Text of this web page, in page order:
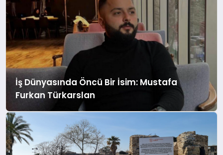
İş Dünyasında Öncü Bir İsim: Mustafa
Furkan Türkarslan